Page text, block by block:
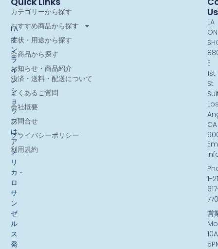
LA
オ
ン
ラ
イ
ン
シ
ョ
ッ
プ
は、
ア
メ
リ
カ・
ロ
サ
ン
ゼ
ル
ス
発
カテゴリーから探す
おすすめ商品から探す
症状・用途から探す
全商品から探す
お知らせ・商品紹介
決済・送料・配送について
よくあるご質問
会社概要
お問合せ
プライバシーポリシー
利用規約
Us
LA
E
1st
St
CA
1-
営